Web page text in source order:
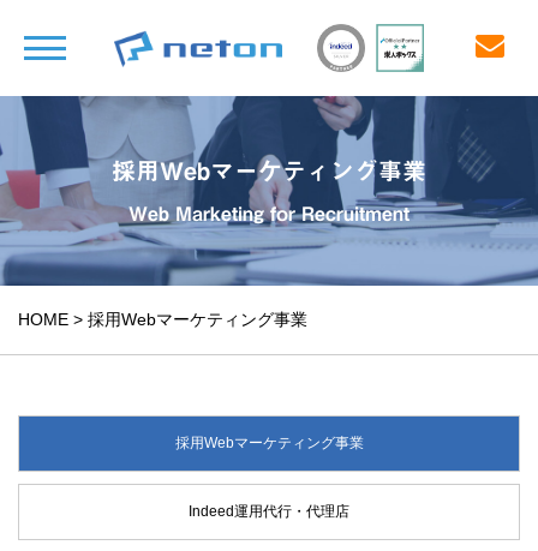
採用Webマーケティング事業
Web Marketing for Recruitment
HOME > 採用Webマーケティング事業
採用Webマーケティング事業
Indeed運用代行・代理店